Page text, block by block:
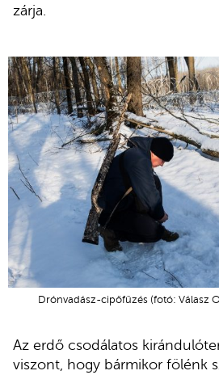
zárja.
Drónvadász-cipőfűzés (fotó: Válasz
Az erdő csodálatos
viszont, hogy bármikor fölénk